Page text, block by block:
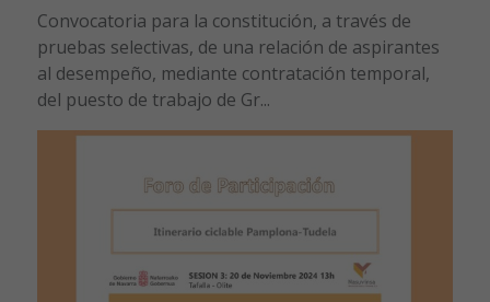
Convocatoria para la constitución, a través de
pruebas selectivas, de una relación de aspirantes
al desempeño, mediante contratación temporal,
del puesto de trabajo de Gr...